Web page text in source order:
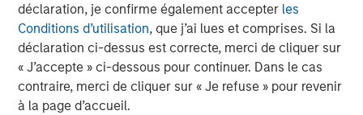
déclaration, je confirme également accepter les
Conditions d’utilisation, que j’ai lues et comprises. Si la
déclaration ci-dessus est correcte, merci de cliquer sur
« J’accepte » ci-dessous pour continuer. Dans le cas
contraire, merci de cliquer sur « Je refuse » pour revenir
à la page d’accueil.